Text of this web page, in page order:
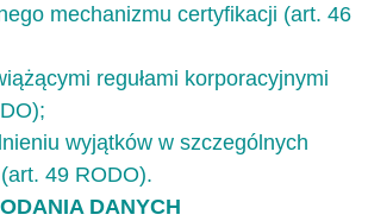
mechanizmu certyfikacji (art. 46
regułami korporacyjnymi
wyjątków w szczególnych
49 RODO).
DANYCH